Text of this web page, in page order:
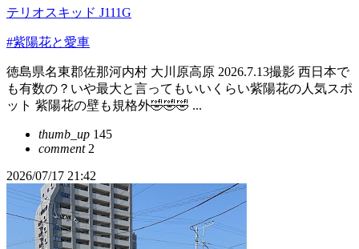
テリオスキッド J111G
#紫陽花と愛車
徳島県名東郡佐那河内村 大川原高原 2026.7.13撮影 西日本で
も有数の？いや最大と言ってもいいくらい紫陽花の人気スポ
ット 紫陽花の壁も規格外🤣🤣🤣 ...
thumb_up 145
comment2
2026/07/17 21:42